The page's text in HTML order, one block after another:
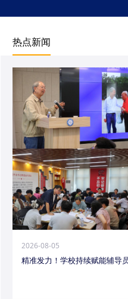
热点新闻
2026-08-05
精准发力！学校持续赋能辅导